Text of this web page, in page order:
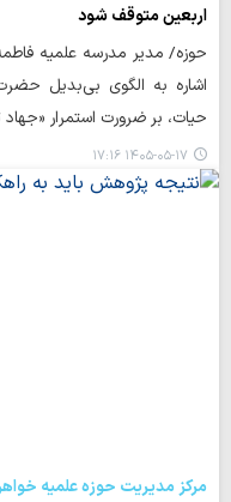
اربعین متوقف شود
حوزه/ مدیر مدرسه علمیه
اشاره به الگوی بی‌بدیل
حیات، بر ضرورت استمرار
۱۴۰۵-۰۵-۱۷ ۱۷:۱۶
مرکز مدیریت حوزه علمیه